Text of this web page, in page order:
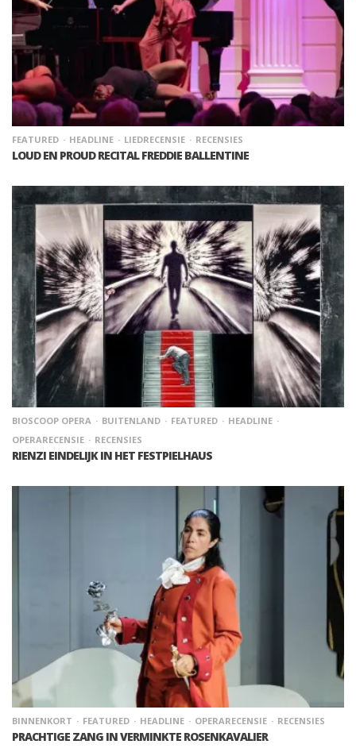
FEATURED HEADLINE LIEDRECENSIE RECENSIES
LOUD EN PROUD RECITAL FREDDIE BALLENTINE
BIOSCOOP OPERA BUITENLAND FEATURED
HEADLINE
OPERARECENSIE
RECENSIES
RIENZI EINDELIJK IN HET FESTPIELHAUS
BINNENKORT FEATURED HEADLINE OPERARECENSIE RECENSIES
PRACHTIGE ZANG IN VERMINKTE ROSENKAVALIER